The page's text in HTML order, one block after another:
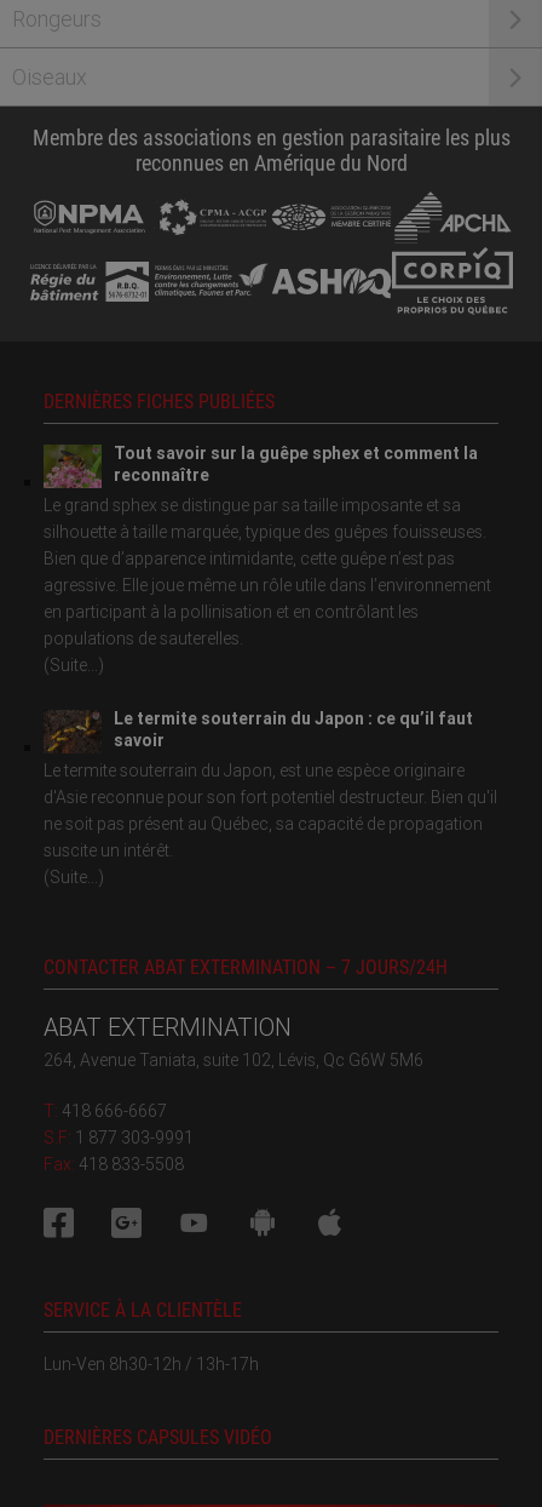
Rongeurs
Oiseaux
Membre des associations en gestion parasitaire les plus
reconnues en Amérique du Nord
DERNIÈRES FICHES PUBLIÉES
Tout savoir sur la guêpe sphex et comment la
reconnaître
Le grand sphex se distingue par sa taille imposante et sa
silhouette à taille marquée, typique des guêpes fouisseuses.
Bien que d’apparence intimidante, cette guêpe n’est pas
agressive. Elle joue même un rôle utile dans l’environnement
en participant à la pollinisation et en contrôlant les
populations de sauterelles.
(Suite...)
Le termite souterrain du Japon : ce qu’il faut
savoir
Le termite souterrain du Japon, est une espèce originaire
d'Asie reconnue pour son fort potentiel destructeur. Bien qu'il
ne soit pas présent au Québec, sa capacité de propagation
suscite un intérêt.
(Suite...)
CONTACTER ABAT EXTERMINATION – 7 JOURS/24H
ABAT EXTERMINATION
264, Avenue Taniata, suite 102, Lévis, Qc G6W 5M6
T: 418 666-6667
S.F: 1 877 303-9991
Fax: 418 833-5508
SERVICE À LA CLIENTÈLE
Lun-Ven 8h30-12h / 13h-17h
DERNIÈRES CAPSULES VIDÉO